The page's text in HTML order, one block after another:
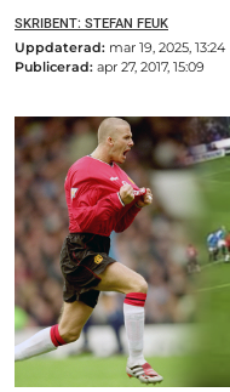
SKRIBENT: STEFAN FEUK
Uppdaterad: mar 19, 2025, 13:24
Publicerad: apr 27, 2017, 15:09